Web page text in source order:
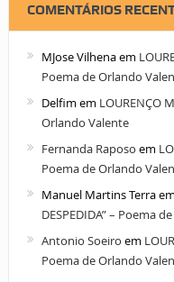
COMENTÁRIOS
MJose Vilhenaem
Poema de Orlando
Delfim em LOURENÇO
Orlando Valente
Fernanda Raposo em
Poema de Orlando
Manuel Martins Terraem
DESPEDIDA” – Poema
Antonio Soeiro em
Poema de Orlando